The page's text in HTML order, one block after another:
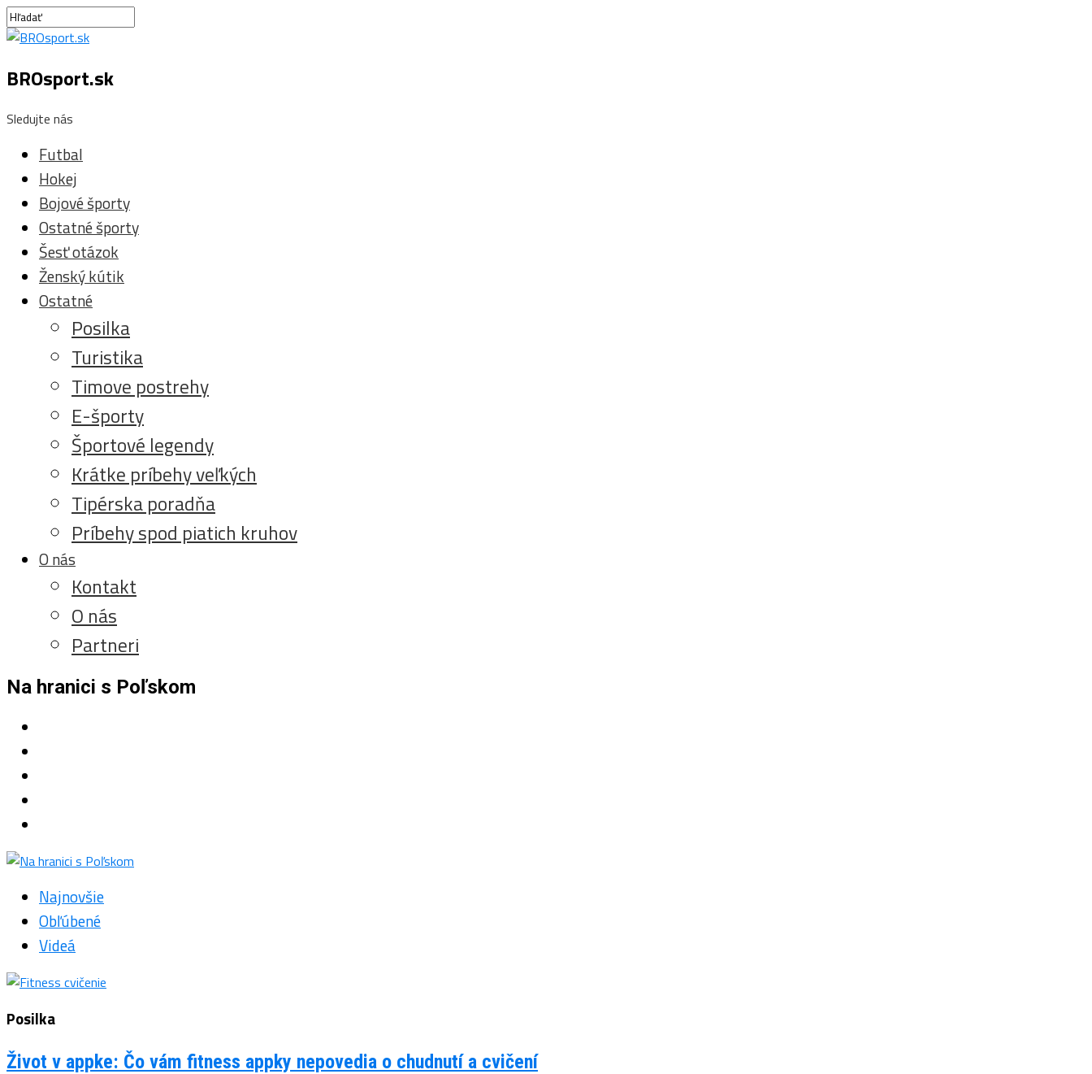
BROsport.sk
Sledujte nás
Futbal
Hokej
Bojové športy
Ostatné športy
Šesť otázok
Ženský kútik
Ostatné
Posilka
Turistika
Timove postrehy
E-športy
Športové legendy
Krátke príbehy veľkých
Tipérska poradňa
Príbehy spod piatich kruhov
O nás
Kontakt
O nás
Partneri
Na hranici s Poľskom
Najnovšie
Obľúbené
Videá
Posilka
Život v appke: Čo vám fitness appky nepovedia o chudnutí a cvičení